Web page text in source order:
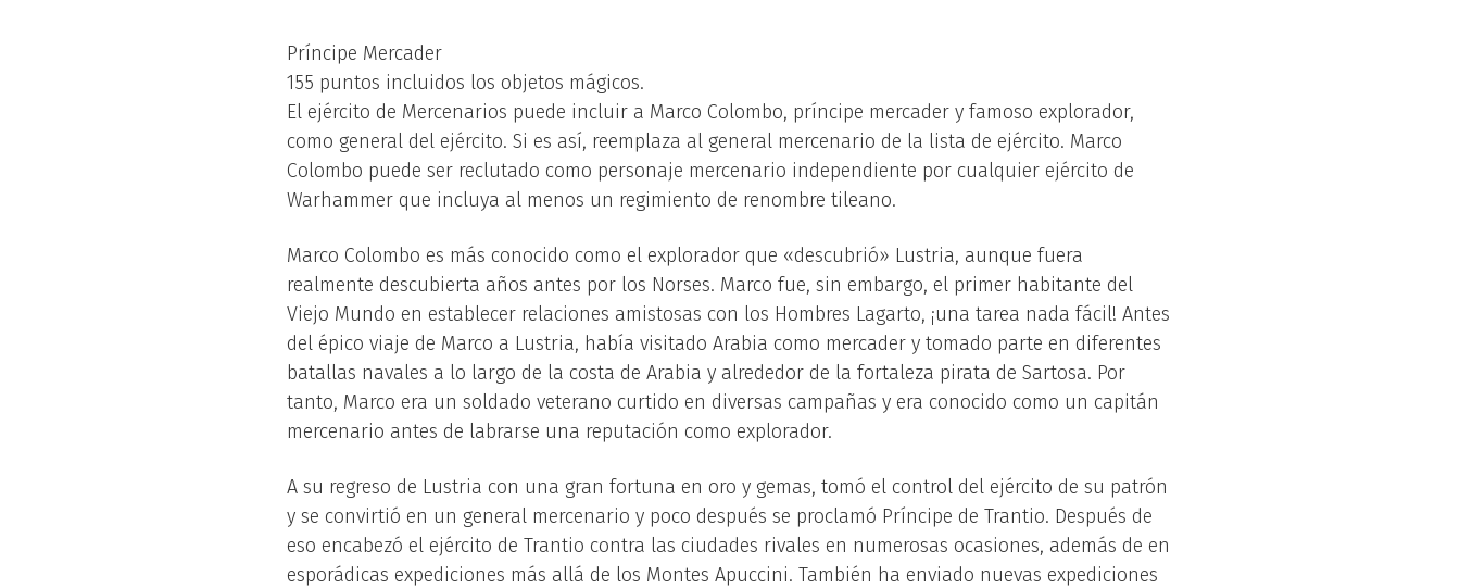
Príncipe Mercader
155 puntos incluidos los objetos mágicos.
El ejército de Mercenarios puede incluir a Marco Colombo, príncipe mercader y famoso explorador,
como general del ejército. Si es así, reemplaza al general mercenario de la lista de ejército. Marco
Colombo puede ser reclutado como personaje mercenario independiente por cualquier ejército de
Warhammer que incluya al menos un regimiento de renombre tileano.
Marco Colombo es más conocido como el explorador que «descubrió» Lustria, aunque fuera
realmente descubierta años antes por los Norses. Marco fue, sin embargo, el primer habitante del
Viejo Mundo en establecer relaciones amistosas con los Hombres Lagarto, ¡una tarea nada fácil! Antes
del épico viaje de Marco a Lustria, había visitado Arabia como mercader y tomado parte en diferentes
batallas navales a lo largo de la costa de Arabia y alrededor de la fortaleza pirata de Sartosa. Por
tanto, Marco era un soldado veterano curtido en diversas campañas y era conocido como un capitán
mercenario antes de labrarse una reputación como explorador.
A su regreso de Lustria con una gran fortuna en oro y gemas, tomó el control del ejército de su patrón
y se convirtió en un general mercenario y poco después se proclamó Príncipe de Trantio. Después de
eso encabezó el ejército de Trantio contra las ciudades rivales en numerosas ocasiones, además de en
esporádicas expediciones más allá de los Montes Apuccini. También ha enviado nuevas expediciones